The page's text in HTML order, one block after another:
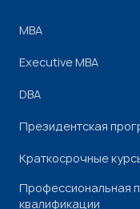
МВА
Executive MBA
DBA
Президентская
Краткосрочные
Профессиональная
квалификации